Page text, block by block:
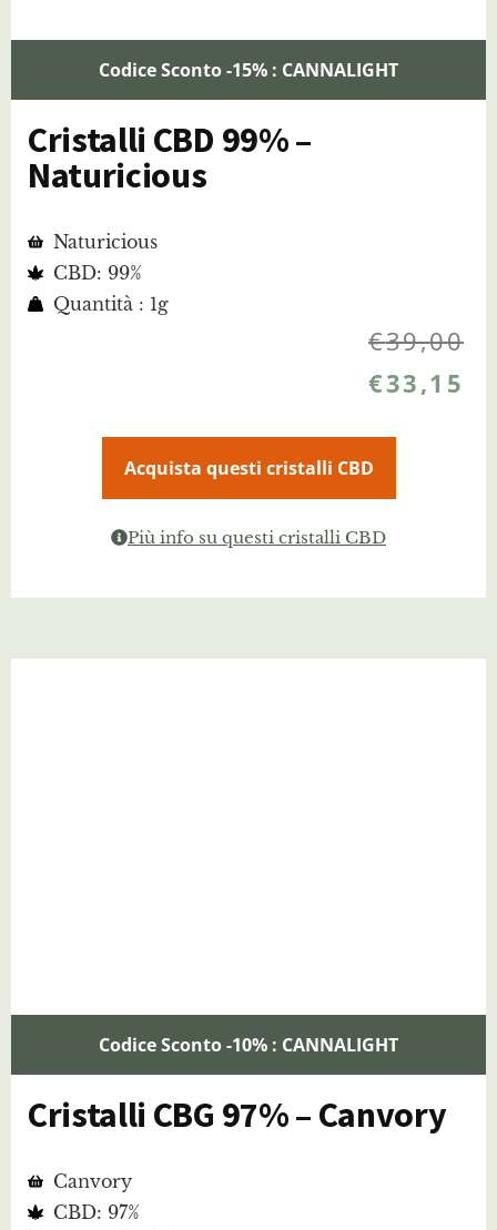
Codice Sconto -15% : CANNALIGHT
Cristalli CBD 99% –
Naturicious
Naturicious
CBD: 99%
Quantità : 1g
€39,00
€33,15
Acquista questi cristalli CBD
Più info su questi cristalli CBD
Codice Sconto -10% : CANNALIGHT
Cristalli CBG 97% – Canvory
Canvory
CBD: 97%